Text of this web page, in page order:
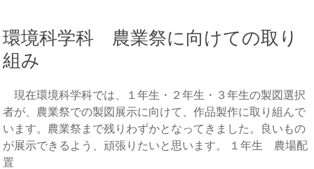
環境科学科 農業祭に向けての取り
組み
現在環境科学科では、１年生・２年生・３年生の製図選択
者が、農業祭での製図展示に向けて、作品製作に取り組んで
います。農業祭まで残りわずかとなってきました。良いもの
が展示できるよう、頑張りたいと思います。 １年生 農場配
置